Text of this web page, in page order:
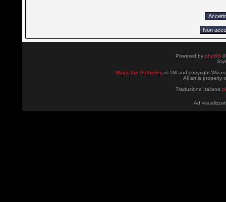
Powered by phpBB
Magic the Gathering is TM and copyright
All art is property
Traduzione Italiana
Ad